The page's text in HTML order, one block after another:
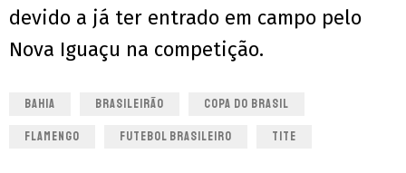
devido a já ter entrado em campo pelo
Nova Iguaçu na competição.
BAHIA BRASILEIRÃO COPA DO BRASIL
FLAMENGO FUTEBOL BRASILEIRO TITE